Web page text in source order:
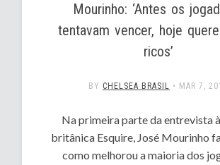
Mourinho: ‘Antes os
tentavam vencer, hoje
ricos’
BY CHELSEA BRASIL • MAR 7,
Na primeira parte da entrevista
britânica Esquire, José Mourinho
como melhorou a maioria dos